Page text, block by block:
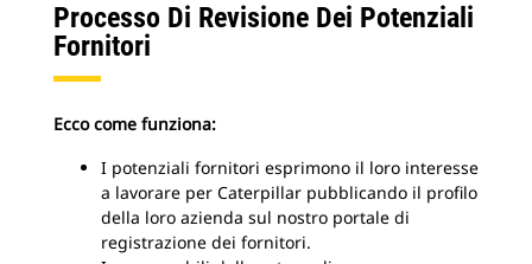
Processo Di Revisione Dei Potenziali
Fornitori
Ecco come funziona:
I potenziali fornitori esprimono il loro interesse
a lavorare per Caterpillar pubblicando il profilo
della loro azienda sul nostro portale di
registrazione dei fornitori.